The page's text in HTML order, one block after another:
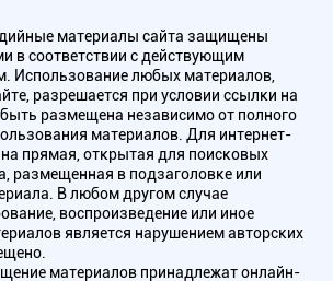
материалы сайта защищены
в соответствии с действующим
Использование любых материалов,
разрешается при условии ссылки на
размещена независимо от полного
материалов. Для интернет-
прямая, открытая для поисковых
размещенная в подзаголовке или
В любом другом случае
воспроизведение или иное
является нарушением авторских
материалов принадлежат онлайн-